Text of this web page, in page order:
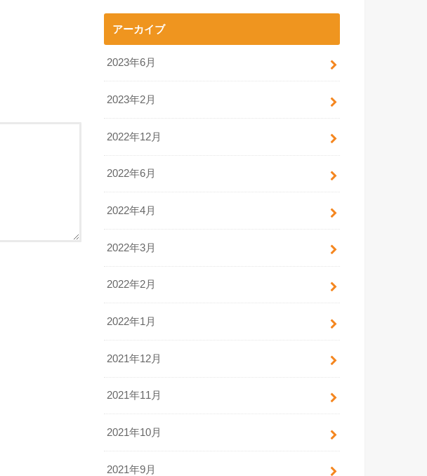
アーカイブ
2023年6月
2023年2月
2022年12月
2022年6月
2022年4月
2022年3月
2022年2月
2022年1月
2021年12月
2021年11月
2021年10月
2021年9月